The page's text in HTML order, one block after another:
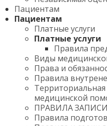
Пациентам
Пациентам
Платные услуги
Платные услуги
Правила
Виды
Права и
Правила
медицинской
ПРАВИЛА
Правила